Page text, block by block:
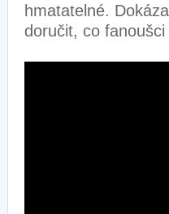
hmatatelné. Dokázal
doručit, co fanoušci